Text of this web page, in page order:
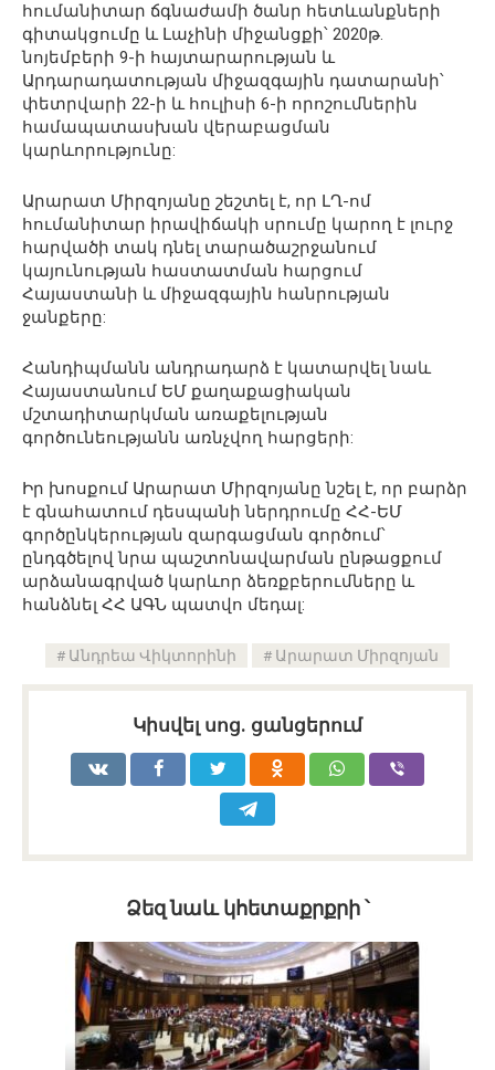
հումանիտար ճգնաժամի ծանր հետևանքների
գիտակցումը և Լաչինի միջանցքի՝ 2020թ.
նոյեմբերի 9-ի հայտարարության և
Արդարադատության միջազգային դատարանի՝
փետրվարի 22-ի և հուլիսի 6-ի որոշումներին
համապատասխան վերաբացման
կարևորությունը:
Արարատ Միրզոյանը շեշտել է, որ ԼՂ-ոմ
հումանիտար իրավիճակի սրումը կարող է լուրջ
հարվածի տակ դնել տարածաշրջանում
կայունության հաստատման հարցում
Հայաստանի և միջազգային հանրության
ջանքերը:
Հանդիպմանն անդրադարձ է կատարվել նաև
Հայաստանում ԵՄ քաղաքացիական
մշտադիտարկման առաքելության
գործունեությանն առնչվող հարցերի:
Իր խոսքում Արարատ Միրզոյանը նշել է, որ բարձր
է գնահատում դեսպանի ներդրումը ՀՀ-ԵՄ
գործընկերության զարգացման գործում՝
ընդգծելով նրա պաշտոնավարման ընթացքում
արձանագրված կարևոր ձեռքբերումները և
հանձնել ՀՀ ԱԳՆ պատվո մեդալ:
Անդրեա Վիկտորինի Արարատ Միրզոյան
Կիսվել սոց․ ցանցերում
Ձեզ նաև կհետաքրքրի ՝